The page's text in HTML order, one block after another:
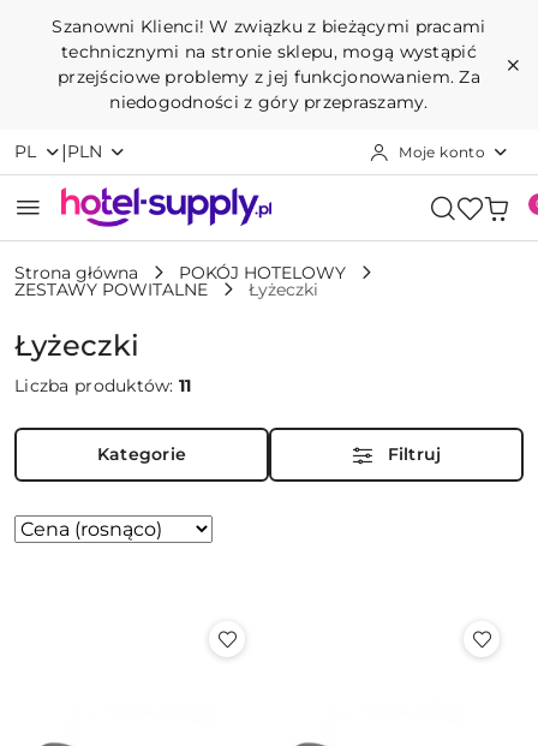
Przejdź do treści głównej
Przejdź do wyszukiwarki
Przejdź do moje konto
Przejdź do menu głównego
Przejdź do stopki
Szanowni Klienci! W związku z bieżącymi pracami
technicznymi na stronie sklepu, mogą wystąpić
przejściowe problemy z jej funkcjonowaniem. Za
niedogodności z góry przepraszamy.
PL |PLN Moje konto
Strona główna POKÓJ HOTELOWY
ZESTAWY POWITALNE Łyżeczki
Łyżeczki
Liczba produktów:11
Kategorie Filtruj
Zastosowano
Sortuj